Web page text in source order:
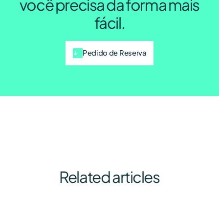
você precisa da forma mais
fácil.
Pedido de Reserva
Related articles